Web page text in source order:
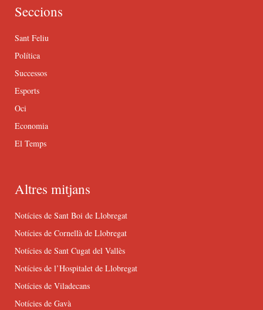
Seccions
Sant Feliu
Política
Successos
Esports
Oci
Economia
El Temps
Altres mitjans
Notícies de Sant Boi de Llobregat
Notícies de Cornellà de Llobregat
Notícies de Sant Cugat del Vallès
Notícies de l’Hospitalet de Llobregat
Notícies de Viladecans
Notícies de Gavà